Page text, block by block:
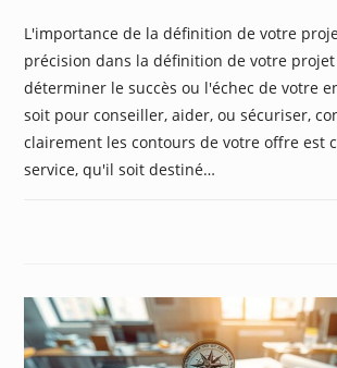
L'importance de la définition de votre
précision dans la définition de votre
déterminer le succès ou l'échec de votre
soit pour conseiller, aider, ou sécuriser,
clairement les contours de votre offre est
service, qu'il soit destiné…